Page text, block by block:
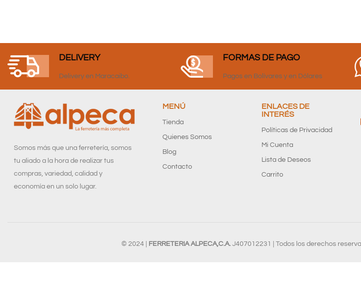
DELIVERY
Delivery en Maracaibo.
FORMAS DE PAGO
Pagos en Bolívares y en Dólares
Somos más que una ferretería, somos
tu aliado a la hora de realizar tus
compras, variedad, calidad y
economía en un solo lugar.
MENÚ
Tienda
Quienes Somos
Blog
Contacto
ENLACES DE
INTERÉS
Políticas de Privacidad
Mi Cuenta
Lista de Deseos
Carrito
© 2024 | FERRETERIA ALPECA,C.A.J407012231 | Todos los derechos